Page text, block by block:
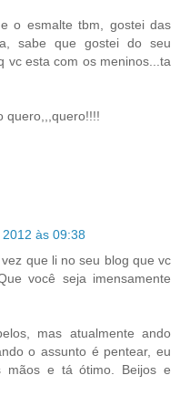
o esmalte tbm, gostei das
sabe que gostei do seu
vc esta com os meninos...ta
quero,,,quero!!!!
às 09:38
que li no seu blog que vc
você seja imensamente
mas atualmente ando
o assunto é pentear, eu
mãos e tá ótimo. Beijos e